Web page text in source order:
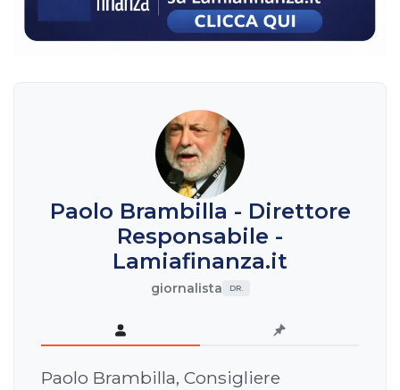
Paolo Brambilla - Direttore
Responsabile -
Lamiafinanza.it
giornalista DR.
Paolo Brambilla, Consigliere